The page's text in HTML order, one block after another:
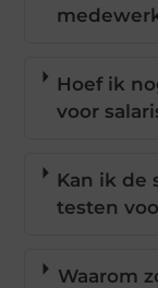
Hoef ik
voor
Kan ik de
testen
Waarom